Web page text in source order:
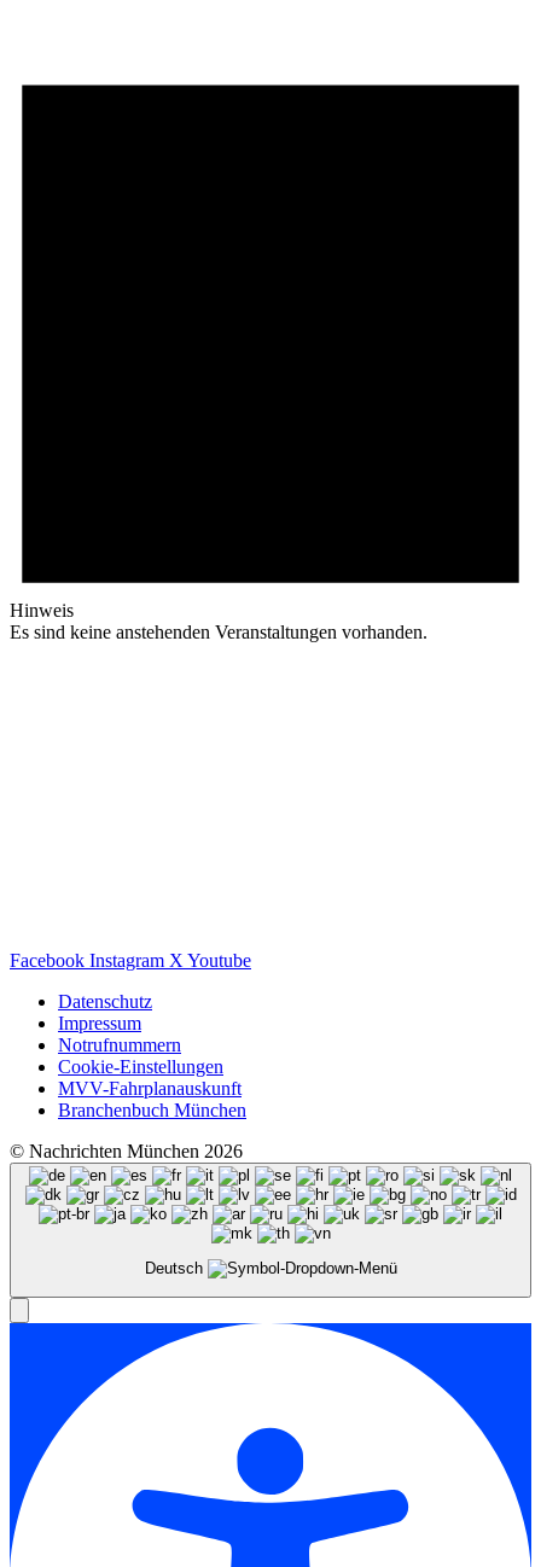
Hinweis
Es sind keine anstehenden Veranstaltungen vorhanden.
Facebook Instagram X Youtube
Datenschutz
Impressum
Notrufnummern
Cookie-Einstellungen
MVV-Fahrplanauskunft
Branchenbuch München
© Nachrichten München 2026
Deutsch